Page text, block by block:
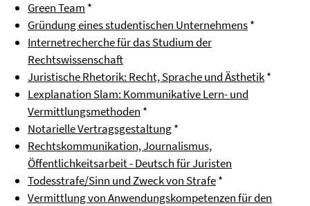
Green Team *
Gründung eines studentischen Unternehmens*
Internetrecherche für das Studium der
Rechtswissenschaft
Juristische Rhetorik: Recht, Sprache und Ästhetik*
Lexplanation Slam: Kommunikative Lern- und
Vermittlungsmethoden *
Notarielle Vertragsgestaltung*
Rechtskommunikation, Journalismus,
Öffentlichkeitsarbeit - Deutsch für Juristen
Todesstrafe/Sinn und Zweck von Strafe*
Vermittlung von Anwendungskompetenzen für den